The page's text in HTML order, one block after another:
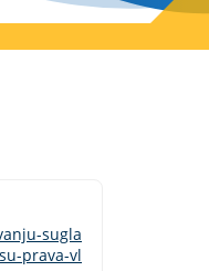
sugla
prava-vl